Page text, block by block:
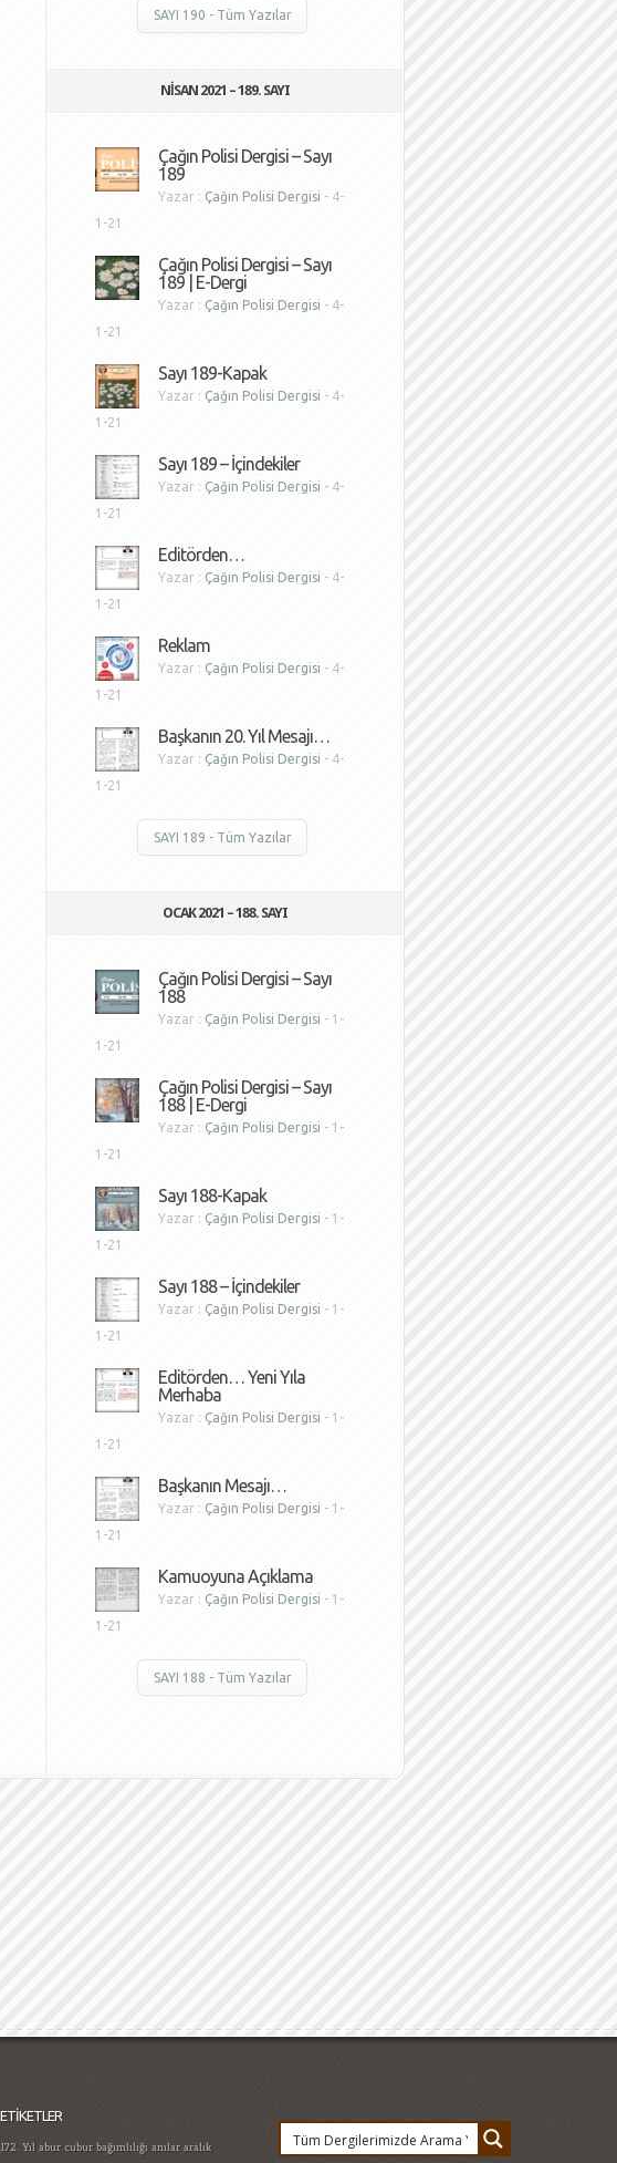
SAYI 190 - Tüm Yazılar
NISAN 2021 – 189. SAYI
Çağın Polisi Dergisi – Sayı
189
Yazar : Çağın Polisi Dergisi - 4-
1-21
Çağın Polisi Dergisi – Sayı
189 | E-Dergi
Yazar : Çağın Polisi Dergisi - 4-
1-21
Sayı 189-Kapak
Yazar : Çağın Polisi Dergisi - 4-
1-21
Sayı 189 – İçindekiler
Yazar : Çağın Polisi Dergisi - 4-
1-21
Editörden…
Yazar : Çağın Polisi Dergisi - 4-
1-21
Reklam
Yazar : Çağın Polisi Dergisi - 4-
1-21
Başkanın 20. Yıl Mesajı…
Yazar : Çağın Polisi Dergisi - 4-
1-21
SAYI 189 - Tüm Yazılar
OCAK 2021 – 188. SAYI
Çağın Polisi Dergisi – Sayı
188
Yazar : Çağın Polisi Dergisi - 1-
1-21
Çağın Polisi Dergisi – Sayı
188 | E-Dergi
Yazar : Çağın Polisi Dergisi - 1-
1-21
Sayı 188-Kapak
Yazar : Çağın Polisi Dergisi - 1-
1-21
Sayı 188 – İçindekiler
Yazar : Çağın Polisi Dergisi - 1-
1-21
Editörden… Yeni Yıla
Merhaba
Yazar : Çağın Polisi Dergisi - 1-
1-21
Başkanın Mesajı…
Yazar : Çağın Polisi Dergisi - 1-
1-21
Kamuoyuna Açıklama
Yazar : Çağın Polisi Dergisi - 1-
1-21
SAYI 188 - Tüm Yazılar
politika anlayışı
veysel Benim Atatürk'üm Bet365 paysafe